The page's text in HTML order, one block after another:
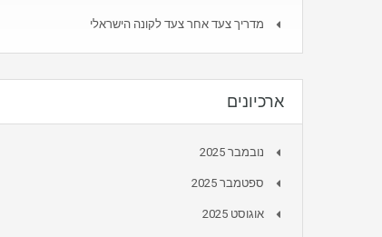
מדריך צעד אחר צעד לקונה הישראלי
ארכיונים
נובמבר 2025
ספטמבר 2025
אוגוסט 2025